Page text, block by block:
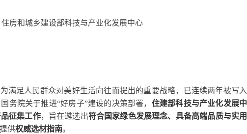
住房和城乡建设部科技与产业化发展中心
满足人民群众对美好生活向往而提出的重要战略，已连续两年被写入
务院关于推进“好房子”建设的决策部署， 住建部科技与产业化发展中
征集工作，旨在遴选出符合国家绿色发展理念、具备高端品质与实用
供权威选材指南。